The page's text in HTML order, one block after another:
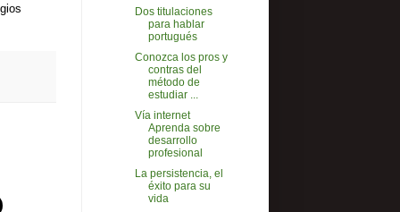
Dos titulaciones
para hablar
portugués
Conozca los pros y
contras del
método de
estudiar ...
Vía internet
Aprenda sobre
desarrollo
profesional
La persistencia, el
éxito para su
vida